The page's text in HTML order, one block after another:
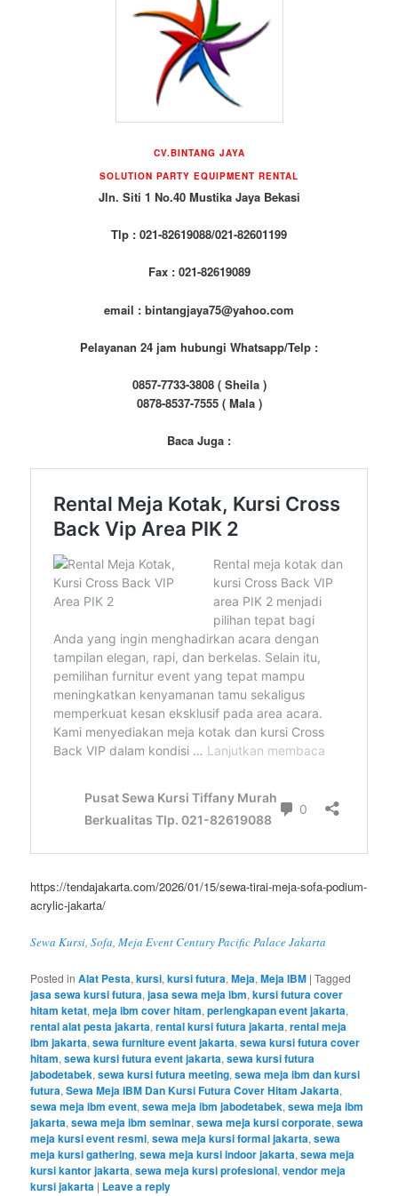
CV.BINTANG JAYA
SOLUTION PARTY EQUIPMENT RENTAL
Jln. Siti 1 No.40 Mustika Jaya Bekasi
Tlp : 021-82619088/021-82601199
Fax : 021-82619089
email : bintangjaya75@yahoo.com
Pelayanan 24 jam hubungi Whatsapp/Telp :
0857-7733-3808 ( Sheila )
0878-8537-7555 ( Mala )
Baca Juga :
https://tendajakarta.com/2026/01/15/sewa-tirai-meja-sofa-podium-
acrylic-jakarta/
Sewa Kursi, Sofa, Meja Event Century Pacific Palace Jakarta
Posted in Alat Pesta,kursi,kursi futura,Meja,Meja IBM |Tagged
jasa sewa kursi futura,jasa sewa meja ibm,kursi futura cover
hitam ketat,meja ibm cover hitam,perlengkapan event jakarta,
rental alat pesta jakarta,rental kursi futura jakarta,rental meja
ibm jakarta,sewa furniture event jakarta,sewa kursi futura cover
hitam,sewa kursi futura event jakarta,sewa kursi futura
jabodetabek,sewa kursi futura meeting,sewa meja ibm dan kursi
futura,Sewa Meja IBM Dan Kursi Futura Cover Hitam Jakarta,
sewa meja ibm event,sewa meja ibm jabodetabek,sewa meja ibm
jakarta,sewa meja ibm seminar,sewa meja kursi corporate,sewa
meja kursi event resmi,sewa meja kursi formal jakarta,sewa
meja kursi gathering,sewa meja kursi indoor jakarta,sewa meja
kursi kantor jakarta,sewa meja kursi profesional,vendor meja
kursi jakarta | Leave a reply